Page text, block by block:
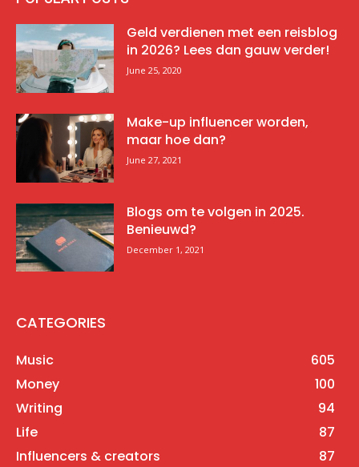
Geld verdienen met een reisblog
in 2026? Lees dan gauw verder!
June 25, 2020
Make-up influencer worden,
maar hoe dan?
June 27, 2021
Blogs om te volgen in 2025.
Benieuwd?
December 1, 2021
CATEGORIES
Music
605
Money
100
Writing
94
Life
87
Influencers & creators
87